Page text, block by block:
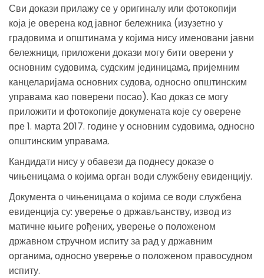
Сви докази прилажу се у оригиналу или фотокопији
која је оверена код јавног бележника (изузетно у
градовима и општинама у којима нису именовани јавни
бележници, приложени докази могу бити оверени у
основним судовима, судским јединицама, пријемним
канцеларијама основних судова, односно општинским
управама као поверени посао). Као доказ се могу
приложити и фотокопије докумената које су оверене
пре 1. марта 2017. године у основним судовима, односно
општинским управама.
Кандидати нису у обавези да поднесу доказе о
чињеницама о којима орган води службену евиденцију.
Документа о чињеницама о којима се води службена
евиденција су: уверење о држављанству, извод из
матичне књиге рођених, уверење о положеном
државном стручном испиту за рад у државним
органима, односно уверење о положеном правосудном
испиту.